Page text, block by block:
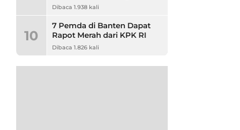
Dibaca 1.938 kali
10
7 Pemda di Banten Dapat
Rapot Merah dari KPK RI
Dibaca 1.826 kali